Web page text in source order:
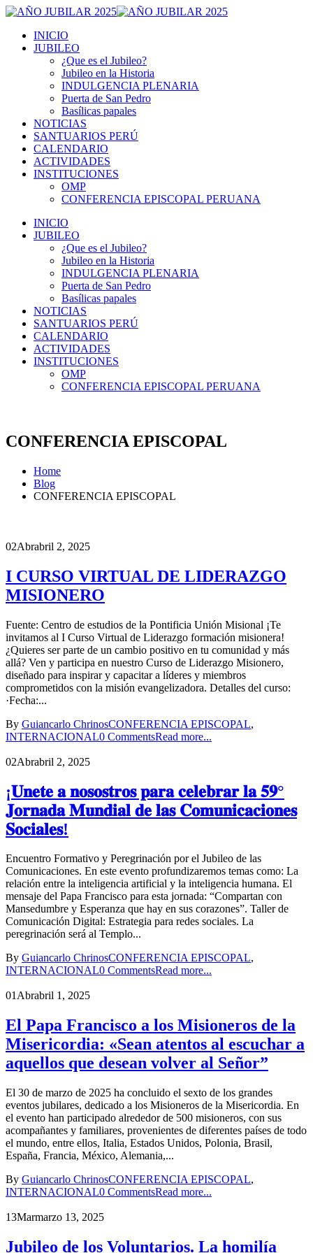
INICIO
JUBILEO
¿Que es el Jubileo?
Jubileo en la Historia
INDULGENCIA PLENARIA
Puerta de San Pedro
Basílicas papales
NOTICIAS
SANTUARIOS PERÚ
CALENDARIO
ACTIVIDADES
INSTITUCIONES
OMP
CONFERENCIA EPISCOPAL PERUANA
INICIO
JUBILEO
¿Que es el Jubileo?
Jubileo en la Historia
INDULGENCIA PLENARIA
Puerta de San Pedro
Basílicas papales
NOTICIAS
SANTUARIOS PERÚ
CALENDARIO
ACTIVIDADES
INSTITUCIONES
OMP
CONFERENCIA EPISCOPAL PERUANA
CONFERENCIA EPISCOPAL
Home
Blog
CONFERENCIA EPISCOPAL
02Abrabril 2, 2025
I CURSO VIRTUAL DE LIDERAZGO
MISIONERO
Fuente: Centro de estudios de la Pontificia Unión Misional ¡Te
invitamos al I Curso Virtual de Liderazgo formación misionera!
¿Quieres ser parte de un cambio positivo en tu comunidad y más
allá? Ven y participa en nuestro Curso de Liderazgo Misionero,
diseñado para inspirar y capacitar a líderes y miembros
comprometidos con la misión evangelizadora. Detalles del curso:
·Fecha:...
By Guiancarlo ChrinosCONFERENCIA EPISCOPAL,
INTERNACIONAL0 CommentsRead more...
02Abrabril 2, 2025
¡𝐔𝐧𝐞𝐭𝐞 𝐚 𝐧𝐨𝐬𝐨𝐬𝐭𝐫𝐨𝐬 𝐩𝐚𝐫𝐚 𝐜𝐞𝐥𝐞𝐛𝐫𝐚𝐫 𝐥𝐚 𝟓𝟗°
𝐉𝐨𝐫𝐧𝐚𝐝𝐚 𝐌𝐮𝐧𝐝𝐢𝐚𝐥 𝐝𝐞 𝐥𝐚𝐬 𝐂𝐨𝐦𝐮𝐧𝐢𝐜𝐚𝐜𝐢𝐨𝐧𝐞𝐬
𝐒𝐨𝐜𝐢𝐚𝐥𝐞𝐬!
Encuentro Formativo y Peregrinación por el Jubileo de las
Comunicaciones. En este evento profundizaremos temas como: La
relación entre la inteligencia artificial y la inteligencia humana. El
mensaje del Papa Francisco para esta jornada: “Compartan con
Mansedumbre y Esperanza que hay en sus corazones”. Taller de
Comunicación Digital: Estrategia para redes sociales. La
peregrinación será al Templo...
By Guiancarlo ChrinosCONFERENCIA EPISCOPAL,
INTERNACIONAL0 CommentsRead more...
01Abrabril 1, 2025
El Papa Francisco a los Misioneros de la
Misericordia: «Sean atentos al escuchar a
aquellos que desean volver al Señor”
El 30 de marzo de 2025 ha concluido el sexto de los grandes
eventos jubilares, dedicado a los Misioneros de la Misericordia. En
el evento han participado alrededor de 500 misioneros, con sus
acompañantes y familiares, provenientes de diferentes países de todo
el mundo, entre ellos, Italia, Estados Unidos, Polonia, Brasil,
España, Francia, México, Alemania,...
By Guiancarlo ChrinosCONFERENCIA EPISCOPAL,
INTERNACIONAL0 CommentsRead more...
13Marmarzo 13, 2025
Jubileo de los Voluntarios. La homilía